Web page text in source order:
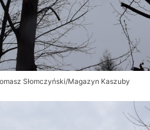
Słomczyński/Magazyn Kaszuby